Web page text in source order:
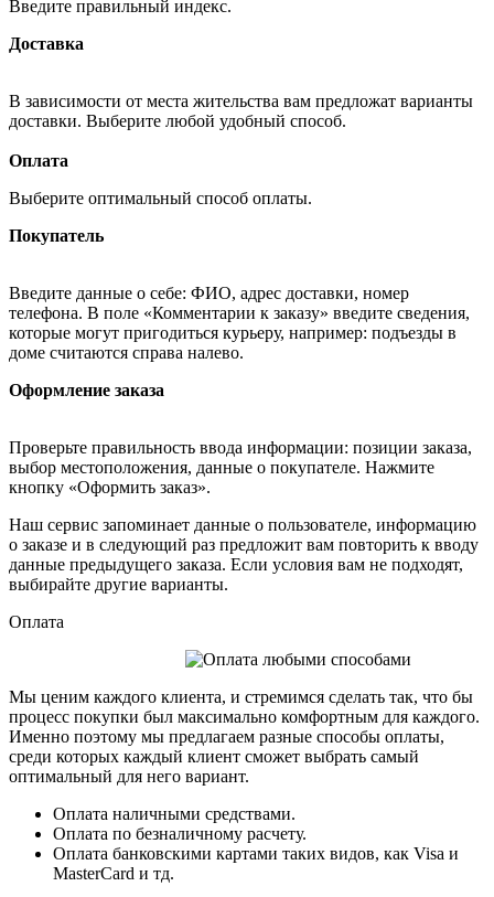
Введите правильный индекс.
Доставка
В зависимости от места жительства вам предложат варианты
доставки. Выберите любой удобный способ.
Оплата
Выберите оптимальный способ оплаты.
Покупатель
Введите данные о себе: ФИО, адрес доставки, номер
телефона. В поле «Комментарии к заказу» введите сведения,
которые могут пригодиться курьеру, например: подъезды в
доме считаются справа налево.
Оформление заказа
Проверьте правильность ввода информации: позиции заказа,
выбор местоположения, данные о покупателе. Нажмите
кнопку «Оформить заказ».
Наш сервис запоминает данные о пользователе, информацию
о заказе и в следующий раз предложит вам повторить к вводу
данные предыдущего заказа. Если условия вам не подходят,
выбирайте другие варианты.
Оплата
Мы ценим каждого клиента, и стремимся сделать так, что бы
процесс покупки был максимально комфортным для каждого.
Именно поэтому мы предлагаем разные способы оплаты,
среди которых каждый клиент сможет выбрать самый
оптимальный для него вариант.
Оплата наличными средствами.
Оплата по безналичному расчету.
Оплата банковскими картами таких видов, как Visa и
MasterCard и тд.